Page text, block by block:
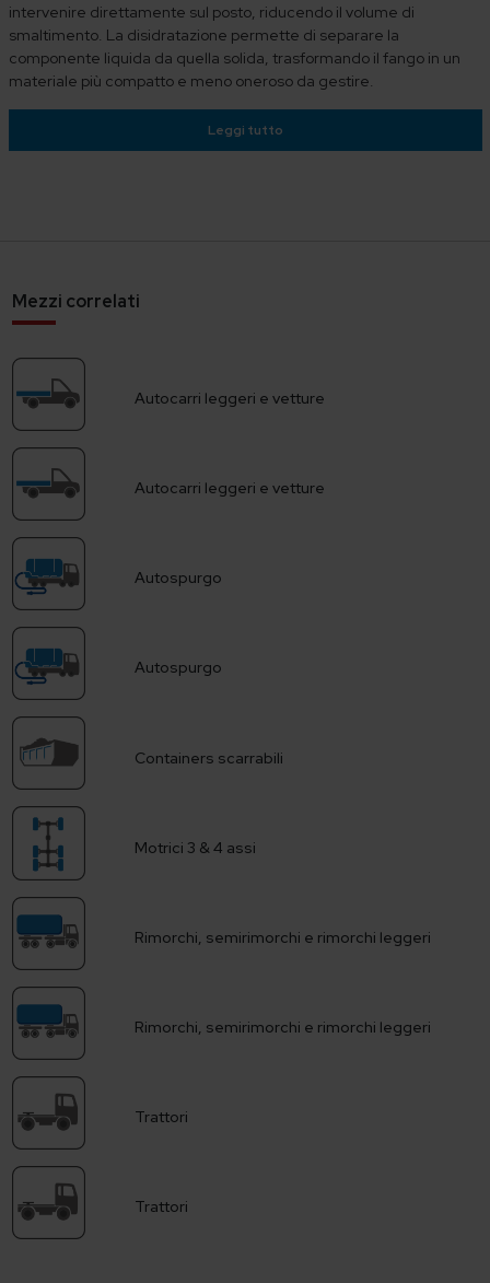
intervenire direttamente sul posto, riducendo il volume di
smaltimento. La disidratazione permette di separare la
componente liquida da quella solida, trasformando il fango in un
materiale più compatto e meno oneroso da gestire.
Leggi tutto
Mezzi correlati
Autocarri leggeri e vetture
Autocarri leggeri e vetture
Autospurgo
Autospurgo
Containers scarrabili
Motrici 3 & 4 assi
Rimorchi, semirimorchi e rimorchi leggeri
Rimorchi, semirimorchi e rimorchi leggeri
Trattori
Trattori